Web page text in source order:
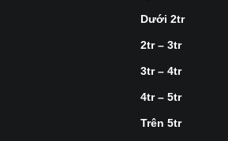
Dưới 2tr
2tr – 3tr
3tr – 4tr
4tr – 5tr
Trên 5tr